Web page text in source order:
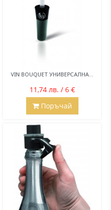
VIN BOUQUET УНИВЕРСАЛНА...
11,74 лв. / 6 €
Поръчай